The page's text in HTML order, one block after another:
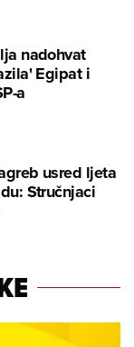
nadohvat
Egipat i
a
usred ljeta
Stručnjaci